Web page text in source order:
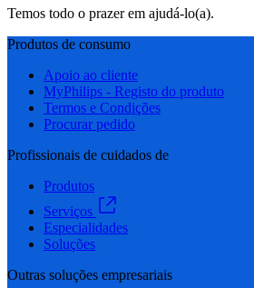
Temos todo o prazer em ajudá-lo(a).
Produtos de consumo
Apoio ao cliente
MyPhilips - Registo do produto
Termos e Condições
Procurar pedido
Profissionais de cuidados de
Produtos
Serviços
Especialidades
Soluções
Outras soluções empresariais